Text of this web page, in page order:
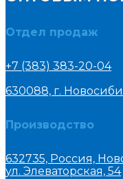
Отдел продаж
+7 (383) 383-20-04
630088, г.
Производство
632735, Россия,
ул. Элеваторская, 54